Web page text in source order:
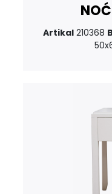
Artikal210368